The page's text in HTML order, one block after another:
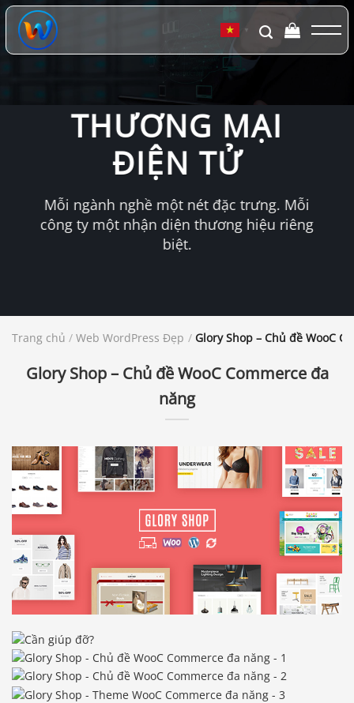
Chuyển
đến
dung
▼
THƯƠNG MẠI
ĐIỆN TỬ
Mỗi ngành nghề một nét đặc trưng. Mỗi
công ty một nhận diện thương hiệu riêng
biệt.
Trang chủ / Web WordPress Đẹp / Glory Shop – Chủ đề WooC
Glory Shop – Chủ đề WooC Commerce đa
năng